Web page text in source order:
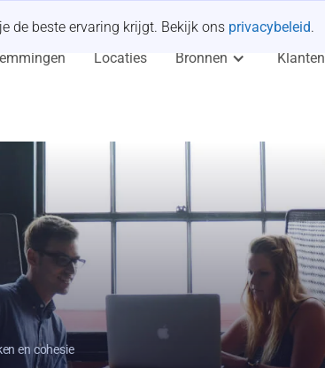
de beste ervaring krijgt. Bekijk ons privacybeleid.
Locaties Bronnen Klanten
en cohesie